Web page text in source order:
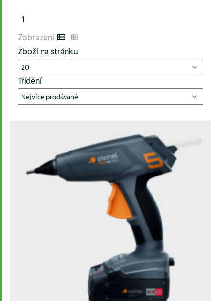
1
Zobrazení Listenansicht
Kachelansicht
Zboží na stránku
Třídění